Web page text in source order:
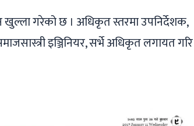
गरेको छ । अधिकृत स्तरमा उपनिर्देशक,
इञ्जिनियर, सर्भे अधिकृत लगायत गरि